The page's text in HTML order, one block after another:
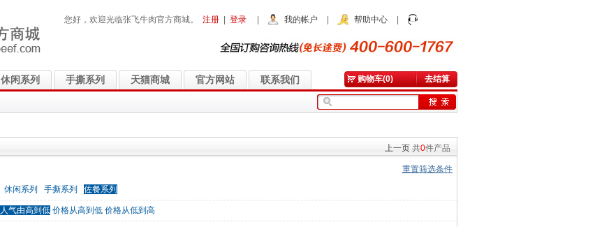
您好，欢迎光临张飞牛肉官方商城。 注册 登录 我的帐户 帮助中心
休闲系列 手撕系列 天猫商城 官方网站 联系我们 购物车(0) 去结算
上一页 共0件产品
重置筛选条件
休闲系列 手撕系列 佐餐系列
人气由高到低 价格从高到低 价格从低到高